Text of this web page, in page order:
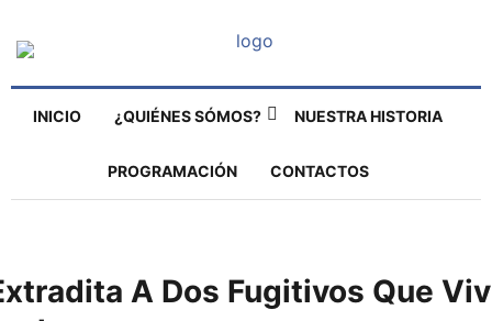
INICIO ¿QUIÉNES SÓMOS? NUESTRA HISTORIA
PROGRAMACIÓN CONTACTOS
A Dos Fugitivos Que